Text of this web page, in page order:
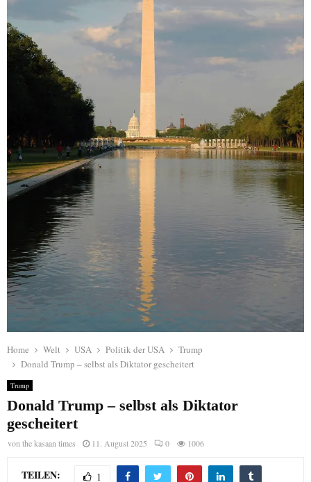
Home Welt USA Politik der USA
Trump
Donald Trump – selbst als Diktator gescheitert
Trump
Donald Trump – selbst als Diktator
gescheitert
von the kasaan times 11. August 2025 0 1006
TEILEN: 1